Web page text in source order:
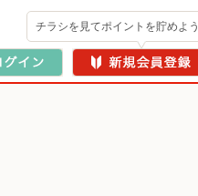
チラシを見てポイントを貯めよう